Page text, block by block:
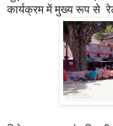
कार्यक्रम में मुख्य रूप से